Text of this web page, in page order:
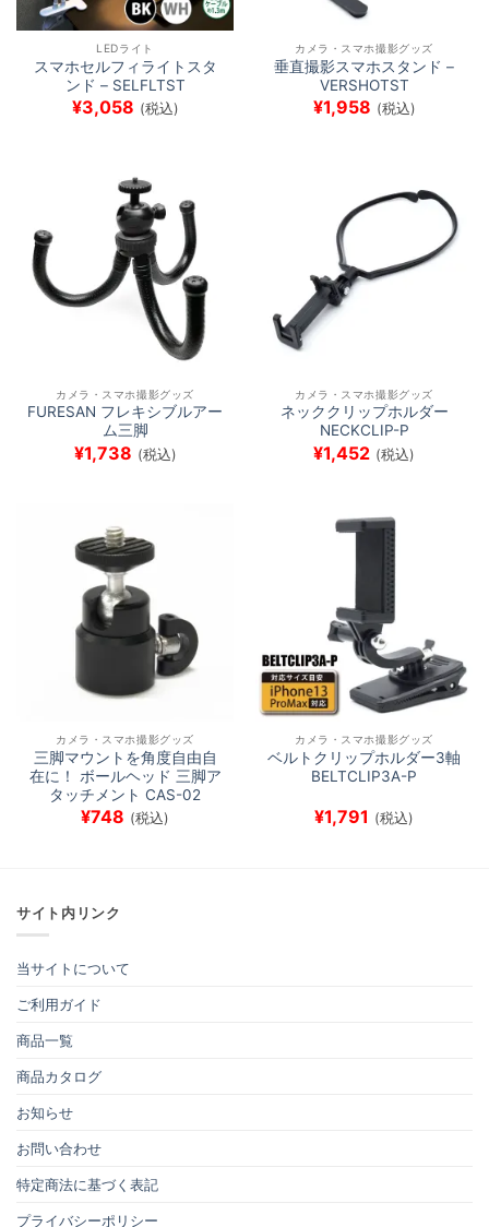
LEDライト
スマホセルフィライトスタ
ンド – SELFLTST
¥3,058 (税込)
カメラ・スマホ撮影グッズ
垂直撮影スマホスタンド –
VERSHOTST
¥1,958 (税込)
カメラ・スマホ撮影グッズ
FURESAN フレキシブルアー
ム三脚
¥1,738 (税込)
カメラ・スマホ撮影グッズ
ネッククリップホルダー
NECKCLIP-P
¥1,452 (税込)
カメラ・スマホ撮影グッズ
三脚マウントを角度自由自
在に！ ボールヘッド 三脚ア
タッチメント CAS-02
¥748 (税込)
カメラ・スマホ撮影グッズ
ベルトクリップホルダー3軸
BELTCLIP3A-P
¥1,791 (税込)
サイト内リンク
当サイトについて
ご利用ガイド
商品一覧
商品カタログ
お知らせ
お問い合わせ
特定商法に基づく表記
プライバシーポリシー